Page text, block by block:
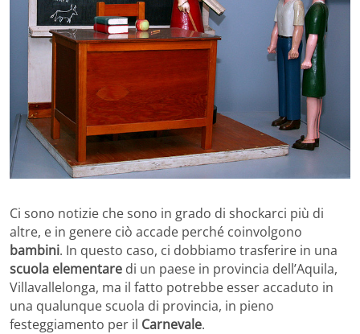
Ci sono notizie che sono in grado di shockarci più di
altre, e in genere ciò accade perché coinvolgono
bambini. In questo caso, ci dobbiamo trasferire in una
scuola elementare di un paese in provincia dell’Aquila,
Villavallelonga, ma il fatto potrebbe esser accaduto in
una qualunque scuola di provincia, in pieno
festeggiamento per il Carnevale.